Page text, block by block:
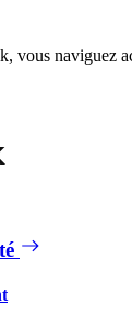
vous naviguez